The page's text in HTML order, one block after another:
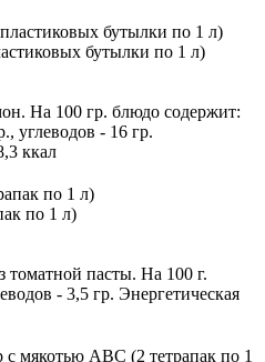
бутылки по 1 л)
На 100 гр. блюдо содержит:
углеводов - 16 гр.
ккал
по 1 л)
пасты. На 100 г.
- 3,5 гр. Энергетическая